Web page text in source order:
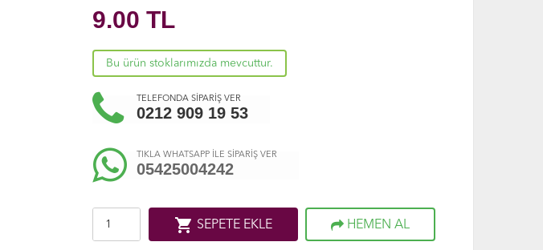
9.00 TL
Bu ürün stoklarımızda mevcuttur.
TELEFONDA SİPARİŞ VER
0212 909 19 53
TIKLA WHATSAPP İLE SİPARİŞ VER
05425004242
shopping_cart SEPETE EKLE HEMEN AL